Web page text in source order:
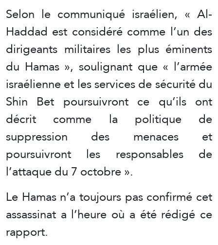
Selon le communiqué israélien, « Al-
Haddad est considéré comme l’un des
dirigeants militaires les plus éminents
du Hamas», soulignant que « l’armée
israélienne et les services de sécurité du
Shin Bet poursuivront ce qu’ils ont
décrit comme la politique de
suppression des menaces et
poursuivront les responsables de
l’attaque du 7 octobre ».
Le Hamas n’a toujours pas confirmé cet
assassinat a l’heure où a été rédigé ce
rapport.